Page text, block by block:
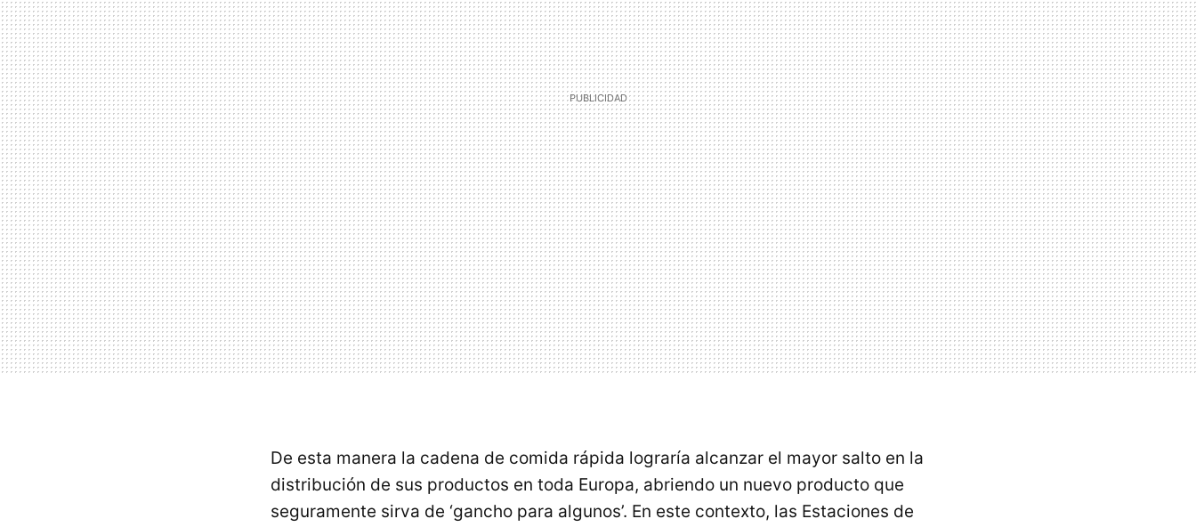
De esta manera la cadena de comida rápida lograría alcanzar el mayor salto en la
distribución de sus productos en toda Europa, abriendo un nuevo producto que
seguramente sirva de ‘gancho para algunos’. En este contexto, las Estaciones de